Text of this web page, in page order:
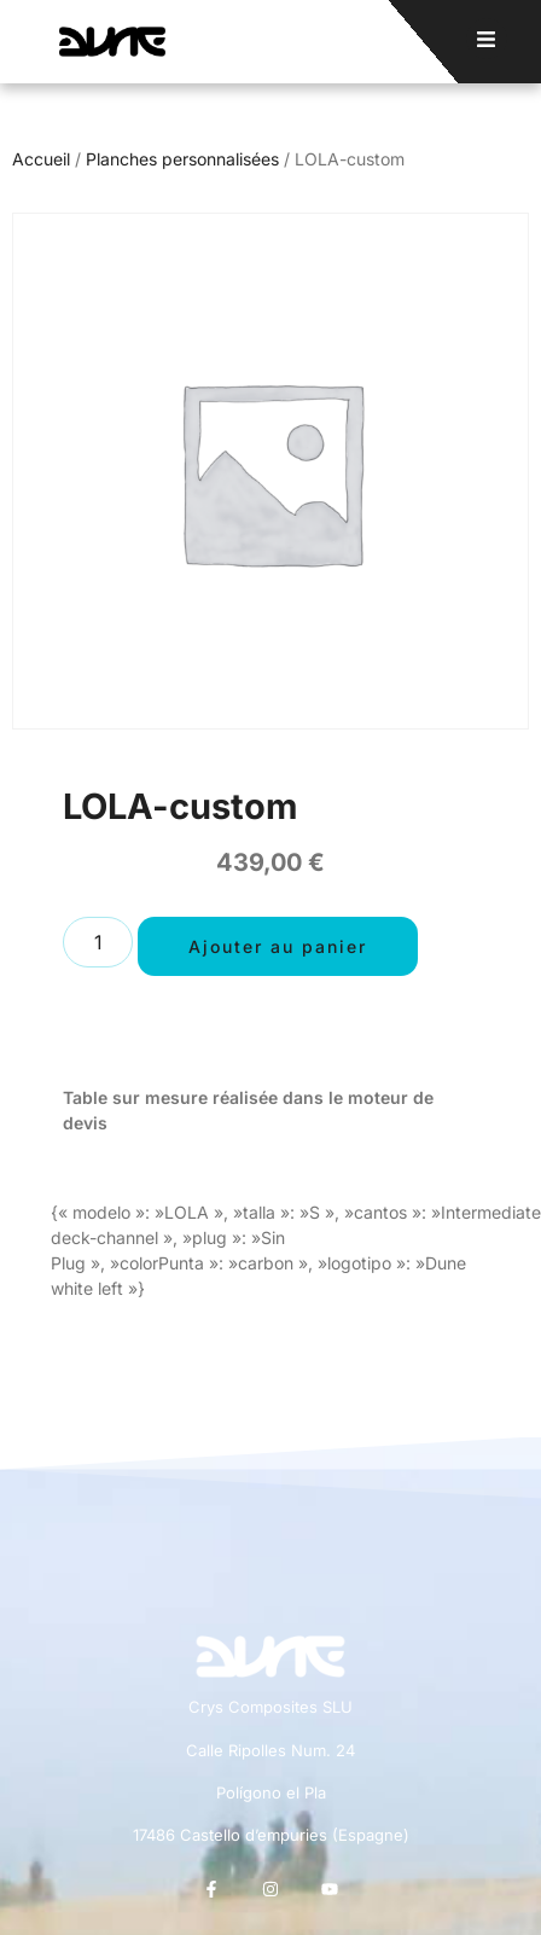
Accueil / Planches personnalisées / LOLA-custom
LOLA-custom
439,00 €
Ajouter au panier
Table sur mesure réalisée dans le moteur de
devis
{« modelo »: »LOLA », »talla »: »S », »cantos »:
deck-channel », »plug »: »Sin
Plug », »colorPunta »: »carbon », »logotipo »: »Dune
white left »}
Crys Composites SLU
Calle Ripolles Num. 24
Polígono el Pla
17486 Castello d’empuries (Espagne)